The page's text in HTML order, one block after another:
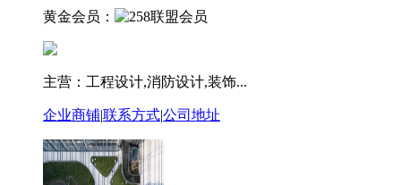
黄金会员：
主营：工程设计,消防设计,装饰...
企业商铺|联系方式|公司地址